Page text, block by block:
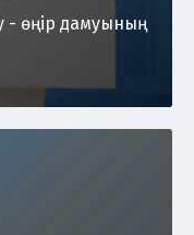
- өңір дамуының